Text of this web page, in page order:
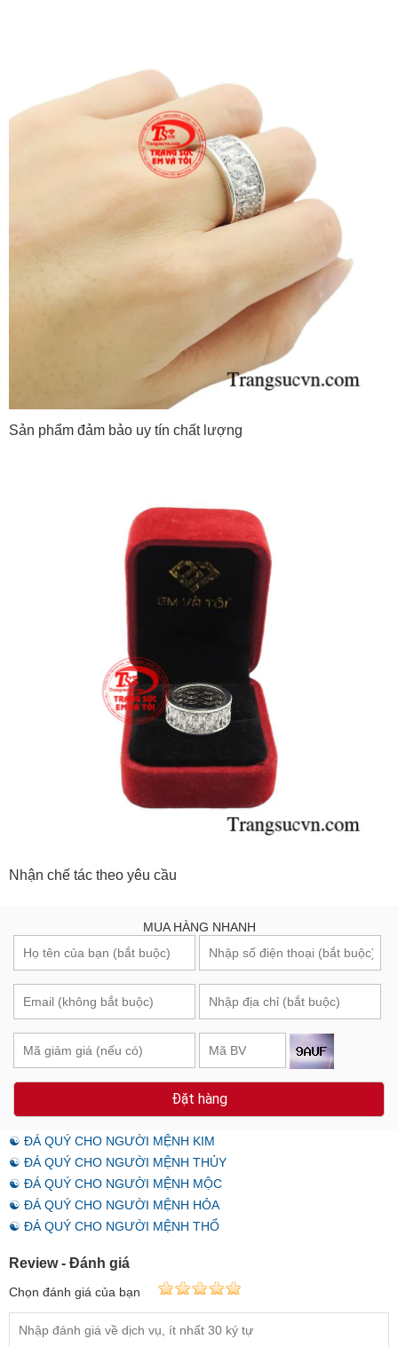
Sản phẩm đảm bảo uy tín chất lượng
Nhận chế tác theo yêu cầu
MUA HÀNG NHANH
Đặt hàng
☯ ĐÁ QUÝ CHO NGƯỜI MỆNH KIM
☯ ĐÁ QUÝ CHO NGƯỜI MỆNH THỦY
☯ ĐÁ QUÝ CHO NGƯỜI MỆNH MỘC
☯ ĐÁ QUÝ CHO NGƯỜI MỆNH HỎA
☯ ĐÁ QUÝ CHO NGƯỜI MỆNH THỔ
Review - Đánh giá
Chọn đánh giá của bạn